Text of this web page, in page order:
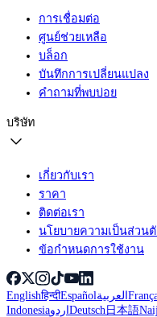
การเชื่อมต่อ
ศูนย์ช่วยเหลือ
บล็อก
บันทึกการเปลี่ยนแปลง
คำถามที่พบบ่อย
บริษัท
เกี่ยวกับเรา
ราคา
ติดต่อเรา
นโยบายความเป็นส่วนตั
ข้อกำหนดการใช้งาน
Englishहिन्दीEspañolالعربية
IndonesiaاردوDeutsch日本語